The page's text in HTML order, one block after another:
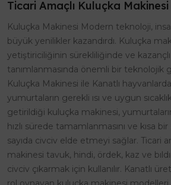
Ticari Amaçlı Kuluçka Makinesi
Kuluçka Makinesi Modern teknoloji,
büyük yenilikler kazandırdı. Kuluçka
yetiştiriciliğinin sürekliliğinde ve
tanımlanmasında önemli bir teknolojik
Kuluçka Makinesi ile Kanatlı
yumurtaların gerekli ısı ve uygun
getirildiği kuluçka makinesi,
hızlı sürede tamamlanmasını ve kısa
sayıda civciv elde etmeyi sağlar. Ticari
makinesi tavuk, hindi, ördek, kaz ve
civciv çıkarmak için kullanılır. Kanatlı